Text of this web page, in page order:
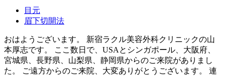
目元
眉下切開法
おはようございます。 新宿ラクル美容外科クリニックの山
本厚志です。 ここ数日で、USAとシンガポール、大阪府、
宮城県、長野県、山梨県、静岡県からのご来院がありまし
た。 ご遠方からのご来院、大変ありがとうございます。 連